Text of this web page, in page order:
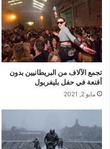
تجمع الآلاف من البريطانيين بدون
أقنعة في حفل بليفربول
مايو 2, 2021